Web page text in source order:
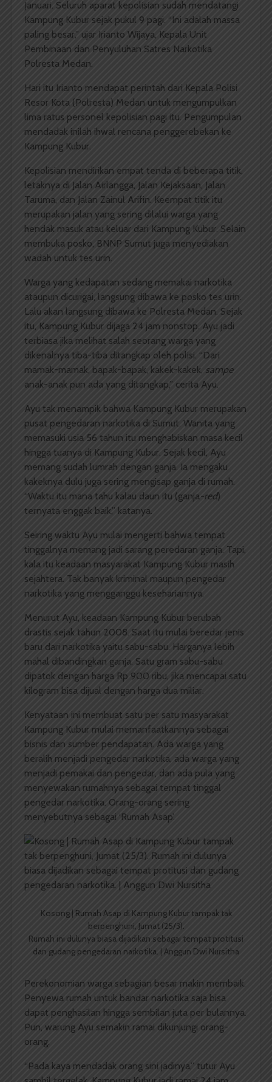
Januari. Seluruh aparat kepolisian sudah mendatangi
Kampung Kubur sejak pukul 9 pagi. “Ini adalah massa
paling besar,” ujar Irianto Wijaya, Kepala Unit
Pembinaan dan Penyuluhan Satres Narkotika
Polresta Medan.
Hari itu Irianto mendapat perintah dari Kepala Polisi
Resor Kota (Polresta) Medan untuk mengumpulkan
lima ratus personel kepolisian pagi itu. Pengumpulan
mendadak inilah ihwal rencana penggerebekan ke
Kampung Kubur.
Kepolisian mendirikan empat tenda di beberapa titik,
letaknya di Jalan Airlangga, Jalan Kejaksaan, Jalan
Taruma, dan Jalan Zainul Arifin. Keempat titik itu
merupakan jalan yang sering dilalui warga yang
hendak masuk atau keluar dari Kampung Kubur. Selain
membuka posko, BNNP Sumut juga menyediakan
wadah untuk tes urin.
Warga yang kedapatan sedang memakai narkotika
ataupun dicurigai, langsung dibawa ke posko tes urin.
Lalu akan langsung dibawa ke Polresta Medan. Sejak
itu, Kampung Kubur dijaga 24 jam nonstop. Ayu jadi
terbiasa jika melihat salah seorang warga yang
dikenalnya tiba-tiba ditangkap oleh polisi. “Dari
mamak-mamak, bapak-bapak, kakek-kakek, sampe
anak-anak pun ada yang ditangkap,” cerita Ayu.
Ayu tak menampik bahwa Kampung Kubur merupakan
pusat pengedaran narkotika di Sumut. Wanita yang
memasuki usia 56 tahun itu menghabiskan masa kecil
hingga tuanya di Kampung Kubur. Sejak kecil, Ayu
memang sudah lumrah dengan ganja. Ia mengaku
kakeknya dulu juga sering mengisap ganja di rumah.
“Waktu itu mana tahu kalau daun itu (ganja-red)
ternyata enggak baik,” katanya.
Seiring waktu Ayu mulai mengerti bahwa tempat
tinggalnya memang jadi sarang peredaran ganja. Tapi,
kala itu keadaan masyarakat Kampung Kubur masih
sejahtera. Tak banyak kriminal maupun pengedar
narkotika yang mengganggu kesehariannya.
Menurut Ayu, keadaan Kampung Kubur berubah
drastis sejak tahun 2008. Saat itu mulai beredar jenis
baru dari narkotika yaitu sabu-sabu. Harganya lebih
mahal dibandingkan ganja. Satu gram sabu-sabu
dipatok dengan harga Rp 900 ribu, jika mencapai satu
kilogram bisa dijual dengan harga dua miliar.
Kenyataan ini membuat satu per satu masyarakat
Kampung Kubur mulai memanfaatkannya sebagai
bisnis dan sumber pendapatan. Ada warga yang
beralih menjadi pengedar narkotika, ada warga yang
menjadi pemakai dan pengedar, dan ada pula yang
menyewakan rumahnya sebagai tempat tinggal
pengedar narkotika. Orang-orang sering
menyebutnya sebagai ‘Rumah Asap’.
Kosong | Rumah Asap di Kampung Kubur tampak tak
berpenghuni, Jumat (25/3).
Rumah ini dulunya biasa dijadikan sebagai tempat protitusi
dan gudang pengedaran narkotika. | Anggun Dwi Nursitha
Perekonomian warga sebagian besar makin membaik.
Penyewa rumah untuk bandar narkotika saja bisa
dapat penghasilan hingga sembilan juta per bulannya.
Pun, warung Ayu semakin ramai dikunjungi orang-
orang.
“Pada kaya mendadak orang sini jadinya,” tutur Ayu